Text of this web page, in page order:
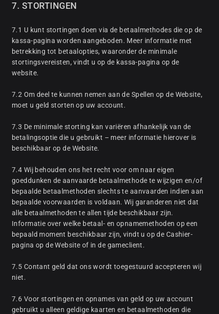
7. STORTINGEN
7.1 U kunt stortingen doen via de betaalmethodes die op de
kassa-pagina worden aangeboden. Meer informatie met
betrekking tot betaalopties, waaronder de minimale
stortingsvereisten, vindt u op de kassa-pagina op de
website.
7.2 Om deel te kunnen nemen aan de Spellen op de Website,
moet u geld storten op uw account.
7.3 De minimale storting kan variëren afhankelijk van de
betalingsoptie die u gebruikt – meer informatie hierover is
beschikbaar op de Website.
7.4 Wij behouden ons het recht voor om naar eigen
goeddunken de aanvaarde betaalmethode te wijzigen en/of
bepaalde betaalmethoden slechts te aanvaarden indien aan
bepaalde voorwaarden is voldaan. Wij garanderen niet dat
alle betaalmethoden te allen tijde beschikbaar zijn.
Informatie over welke betaal- en opnamemethoden op een
bepaald moment beschikbaar zijn, vindt u op de Cashier-
pagina op de Website of in de gameclient.
7.5 Contant geld dat ons wordt toegestuurd accepteren wij
niet.
7.6 Voor stortingen en opnames van geld op uw account
gebruikt u alleen geldige kaarten en betaalmethoden die